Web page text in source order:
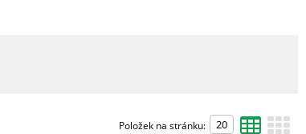
Položek na stránku: